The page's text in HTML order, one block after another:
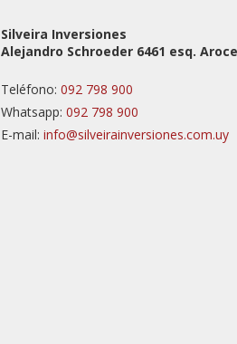
Silveira Inversiones
Alejandro Schroeder 6461 esq.
Teléfono: 092 798 900
Whatsapp: 092 798 900
E-mail: info@silveirainversiones.com.uy